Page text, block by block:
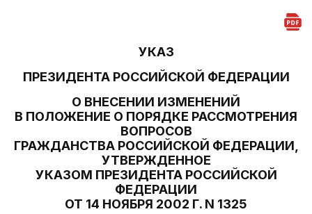
УКАЗ
ПРЕЗИДЕНТА РОССИЙСКОЙ ФЕДЕРАЦИИ
О ВНЕСЕНИИ ИЗМЕНЕНИЙ
В ПОЛОЖЕНИЕ О ПОРЯДКЕ РАССМОТРЕНИЯ
ВОПРОСОВ
ГРАЖДАНСТВА РОССИЙСКОЙ ФЕДЕРАЦИИ,
УТВЕРЖДЕННОЕ
УКАЗОМ ПРЕЗИДЕНТА РОССИЙСКОЙ
ФЕДЕРАЦИИ
ОТ 14 НОЯБРЯ 2002 Г. N 1325